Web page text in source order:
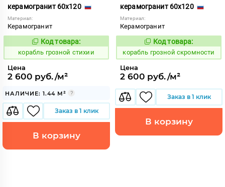
керамогранит 60x120
Материал:
Керамогранит
768473
Код товара:
корабль грозной стихии
Цена
2 600 руб./м²
НАЛИЧИЕ: 1.44 М²
Заказ в 1 клик
В корзину
керамогранит 60x120
Материал:
Керамогранит
768468
Код товара:
корабль грозной скромности
Цена
2 600 руб./м²
Заказ в 1 клик
В корзину